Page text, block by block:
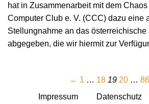
hat in Zusammenarbeit mit dem Chaos
Computer Club e. V. (CCC) dazu eine
Stellungnahme an das
abgegeben, die wir hiermit zur
← 1 … 18 19 20 … 86
Impressum
Datenschutz